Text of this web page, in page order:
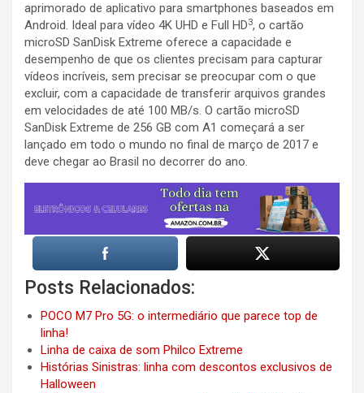
aprimorado de aplicativo para smartphones baseados em
Android. Ideal para vídeo 4K UHD e Full HD3, o cartão
microSD SanDisk Extreme oferece a capacidade e
desempenho de que os clientes precisam para capturar
vídeos incríveis, sem precisar se preocupar com o que
excluir, com a capacidade de transferir arquivos grandes
em velocidades de até 100 MB/s. O cartão microSD
SanDisk Extreme de 256 GB com A1 começará a ser
lançado em todo o mundo no final de março de 2017 e
deve chegar ao Brasil no decorrer do ano.
Posts Relacionados:
POCO M7 Pro 5G: o intermediário que parece top de
linha!
Linha de caixa de som Philco Extreme
Histórias Sinistras: linha com descontos exclusivos de
Halloween